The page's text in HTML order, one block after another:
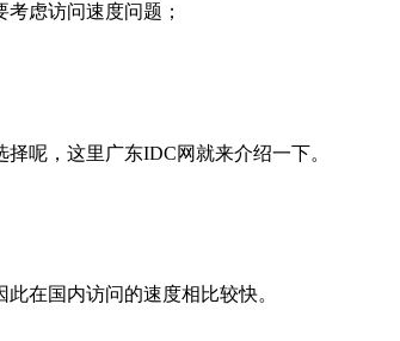
虑访问速度问题；
呢，这里广东IDC网就来介绍一下。
在国内访问的速度相比较快。